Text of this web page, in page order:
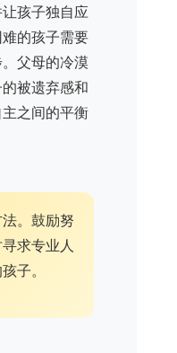
孩子独自应
的孩子需要
父母的冷漠
被遗弃感和
之间的平衡
。鼓励努
求专业人
子。